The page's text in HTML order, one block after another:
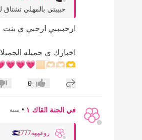
حبيبتي بالمهلي
ارحببببي ارحبي ي بنت
🫶🏻🫶🏻🫶🏻💗💗💗💗
إضافة رد جديد
إعجاب0
في الجنة القاك ١ • سنة
روعههه🇸🇦777 :